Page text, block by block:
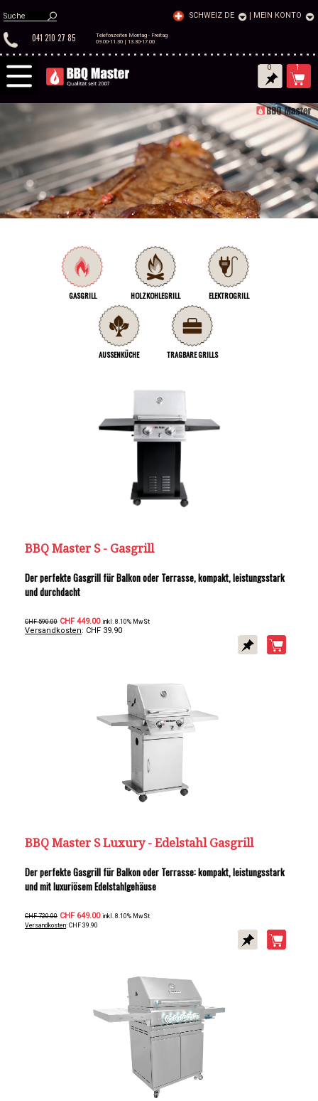
SCHWEIZ DE MEIN KONTO
041 210 27 85
Telefonzeiten Montag - Freitag
09.00-11.30 | 13.30-17.00
0 1
GASGRILL HOLZKOHLEGRILL ELEKTROGRILL
AUSSENKÜCHE TRAGBARE GRILLS
BBQ Master S - Gasgrill
Der perfekte Gasgrill für Balkon oder Terrasse, kompakt, leistungsstark
und durchdacht
CHF 590.00 CHF 449.00 inkl. 8.10% MwSt
Versandkosten: CHF 39.90
BBQ Master S Luxury - Edelstahl Gasgrill
Der perfekte Gasgrill für Balkon oder Terrasse: kompakt, leistungsstark
und mit luxuriösem Edelstahlgehäuse
CHF 720.00 CHF 649.00 inkl. 8.10% MwSt
Versandkosten: CHF 39.90